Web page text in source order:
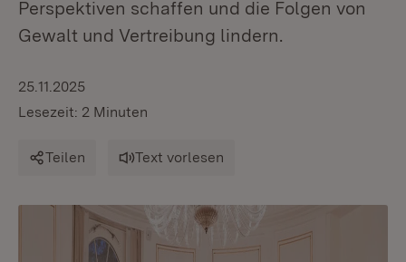
Perspektiven schaffen und die Folgen von
Gewalt und Vertreibung lindern.
25.11.2025
Lesezeit: 2 Minuten
Teilen Text vorlesen